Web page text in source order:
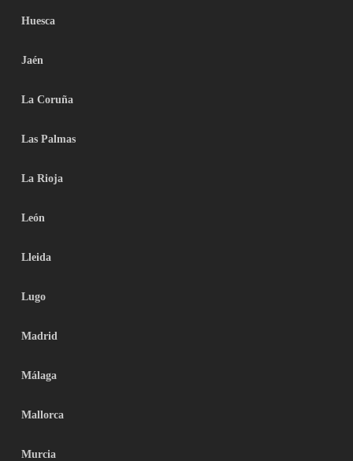
Huesca
Jaén
La Coruña
Las Palmas
La Rioja
León
Lleida
Lugo
Madrid
Málaga
Mallorca
Murcia